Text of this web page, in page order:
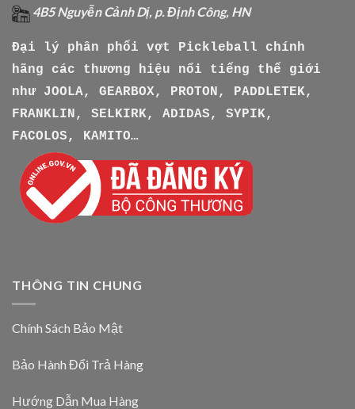
4B5 Nguyễn Cảnh Dị, p. Định Công, HN
Đại lý phân phối vợt Pickleball chính
hãng các thương hiệu nổi tiếng thế giới
như
JOOLA, GEARBOX, PROTON, PADDLETEK,
FRANKLIN, SELKIRK, ADIDAS, SYPIK,
FACOLOS, KAMITO…
THÔNG TIN CHUNG
Chính Sách Bảo Mật
Bảo Hành Đổi Trả Hàng
Hướng Dẫn Mua Hàng